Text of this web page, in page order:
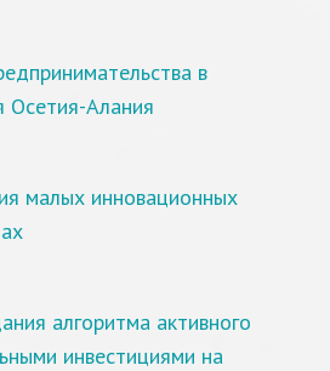
в
Осетия-Алания
малых инновационных
алгоритма активного
инвестициями на